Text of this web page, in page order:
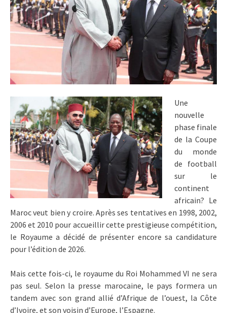
Une
nouvelle
phase finale
de la Coupe
du monde
de football
sur le
continent
africain? Le
Maroc veut bien y croire. Après ses tentatives en 1998, 2002,
2006 et 2010 pour accueillir cette prestigieuse compétition,
le Royaume a décidé de présenter encore sa candidature
pour l’édition de 2026.
Mais cette fois-ci, le royaume du Roi Mohammed VI ne sera
pas seul. Selon la presse marocaine, le pays formera un
tandem avec son grand allié d’Afrique de l’ouest, la Côte
d’Ivoire, et son voisin d’Europe, l’Espagne.